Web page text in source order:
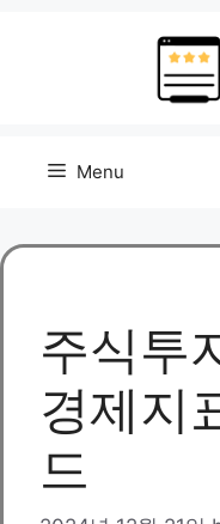
Menu
주식투
경제지
드